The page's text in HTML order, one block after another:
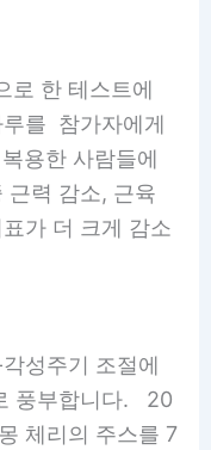
로 한 테스트에
를 참가자에게
용한 사람들에
근력 감소, 근육
가 더 크게 감소
성주기 조절에
풍부합니다. 20
체리의 주스를 7